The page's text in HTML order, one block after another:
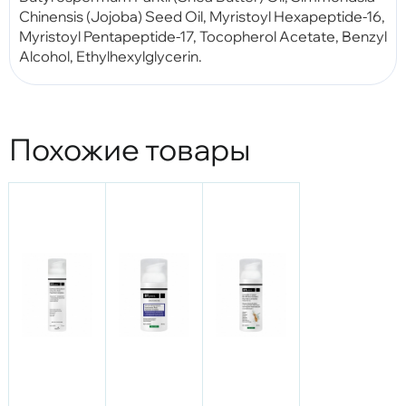
Chinensis (Jojoba) Seed Oil, Myristoyl Hexapeptide-16,
Myristoyl Pentapeptide-17, Tocopherol Acetate, Benzyl
Alcohol, Ethylhexylglycerin.
Похожие товары